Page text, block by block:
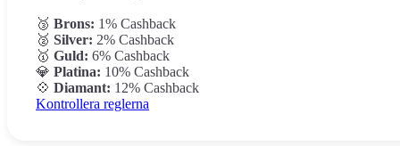
🥉 Brons: 1% Cashback
🥈 Silver: 2% Cashback
🥇 Guld: 6% Cashback
💎 Platina: 10% Cashback
💠 Diamant: 12% Cashback
Kontrollera reglerna